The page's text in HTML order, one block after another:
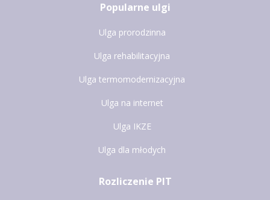
Popularne ulgi
Ulga prorodzinna
Ulga rehabilitacyjna
Ulga termomodernizacyjna
Ulga na internet
Ulga IKZE
Ulga dla młodych
Rozliczenie PIT